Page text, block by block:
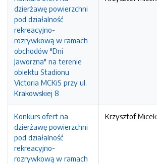
dzierżawę powierzchni
pod działalność
rekreacyjno-
rozrywkową w ramach
obchodów "Dni
Jaworzna" na terenie
obiektu Stadionu
Victoria MCKiS przy ul.
Krakowskiej 8
Konkurs ofert na
dzierżawę powierzchni
pod działalność
rekreacyjno-
rozrywkową w ramach
Krzysztof Micek